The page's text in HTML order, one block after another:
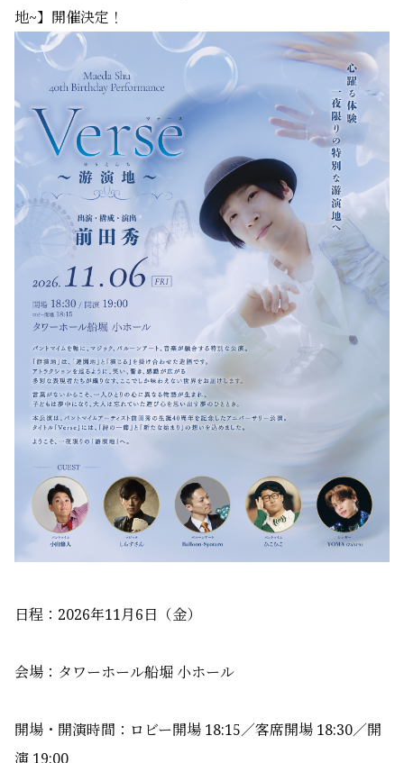
地~】開催決定！
日程：2026年11月6日（金）
会場：タワーホール船堀 小ホール
開場・開演時間：ロビー開場 18:15／客席開場 18:30／開
演 19:00